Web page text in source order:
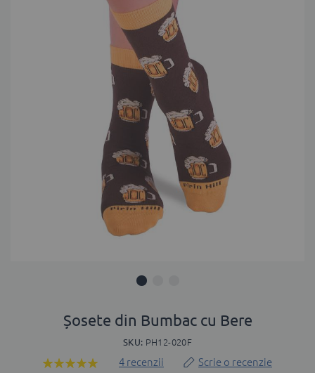
Șosete din Bumbac cu Bere
SKU PH12-020F
Rating:
4 recenzii Scrie o recenzie